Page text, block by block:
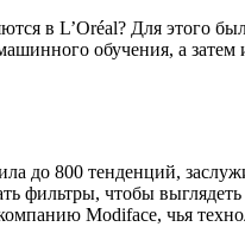
в L’Oréal? Для этого
обучения, а
до 800 тенденций,
фильтры, чтобы
Modiface, чья